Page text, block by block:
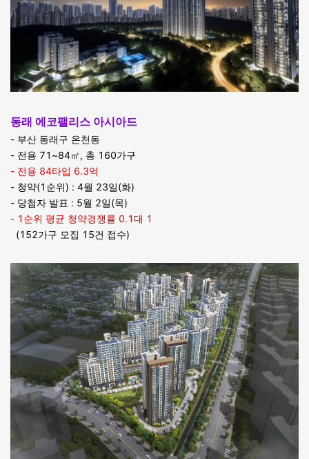
동래 에코팰리스 아시아드
- 부산 동래구 온천동
- 전용 71~84㎡, 총 160가구
- 전용 84타입 6.3억
- 청약(1순위) : 4월 23일(화)
- 당첨자 발표 : 5월 2일(목)
- 1순위 평균 청약경쟁률 0.1대 1
(152가구 모집 15건 접수)